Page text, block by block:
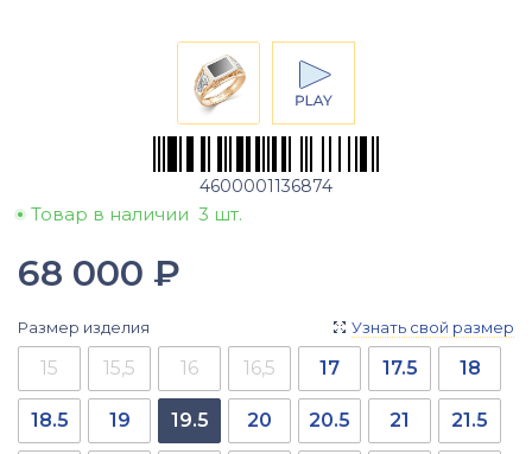
4600001136874
Товар в наличии 3 шт.
68 000 ₽
Размер изделия  Узнать свой размер
15 15,5 16 16,5 17 17.5 18
18.5 19 19.5 20 20.5 21 21.5